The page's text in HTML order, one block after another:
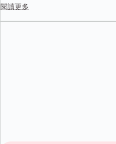
速AI應用落地。平台支援跨品牌GPU
閱讀更多